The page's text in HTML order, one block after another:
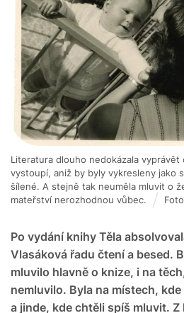
Po vydání knihy Těla
Vlasáková řadu čtení a besed.
mluvilo hlavně o knize, i na
nemluvilo. Byla na místech,
a jinde, kde chtěli spíš mluvit.
Literatura dlouho nedokázala
vystoupí, aniž by byly vykresleny jako
šílené. A stejně tak neuměla mluvit o
mateřství nerozhodnou vůbec.